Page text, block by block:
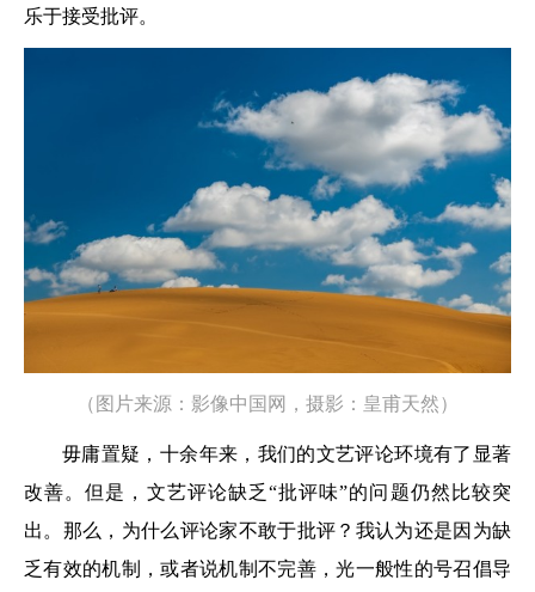
乐于接受批评。
（图片来源：影像中国网，摄影： 皇甫天然）
毋庸置疑，十余年来，我们的文艺评论环境有了显著
改善。但是，文艺评论缺乏“批评味”的问题仍然比较突
出。那么，为什么评论家不敢于批评？我认为还是因为缺
乏有效的机制，或者说机制不完善，光一般性的号召倡导